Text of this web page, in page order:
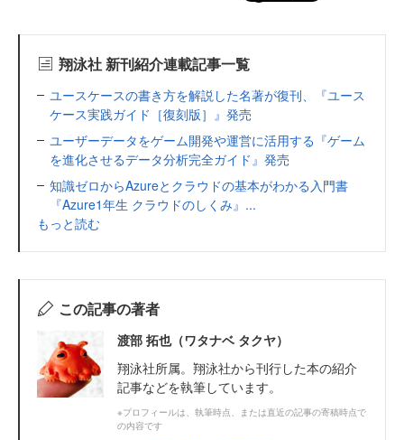
翔泳社 新刊紹介連載記事一覧
ユースケースの書き方を解説した名著が復刊、『ユース
ケース実践ガイド［復刻版］』発売
ユーザーデータをゲーム開発や運営に活用する『ゲーム
を進化させるデータ分析完全ガイド』発売
知識ゼロからAzureとクラウドの基本がわかる入門書
『Azure1年生 クラウドのしくみ』...
もっと読む
この記事の著者
渡部 拓也（ワタナベ タクヤ）
翔泳社所属。翔泳社から刊行した本の紹介
記事などを執筆しています。
※プロフィールは、執筆時点、または直近の記事の寄稿時点で
の内容です